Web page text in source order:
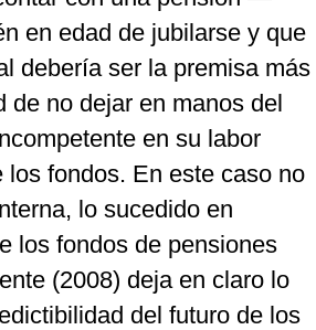
en edad de jubilarse y que
debería ser la premisa más
de no dejar en manos del
en su labor
fondos. En este caso no
lo sucedido en
los fondos de pensiones
(2008) deja en claro lo
del futuro de los